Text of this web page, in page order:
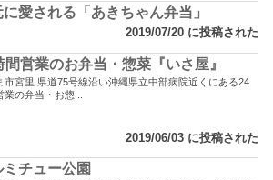
愛される「あきちゃん弁当」
2019/07/20 に投稿された
間営業のお弁当・惣菜『いさ屋』
市宮里 県道75号線沿い沖縄県立中部病院近くにある24
業の弁当・お惣...
2019/06/03 に投稿された
ミチュー公園